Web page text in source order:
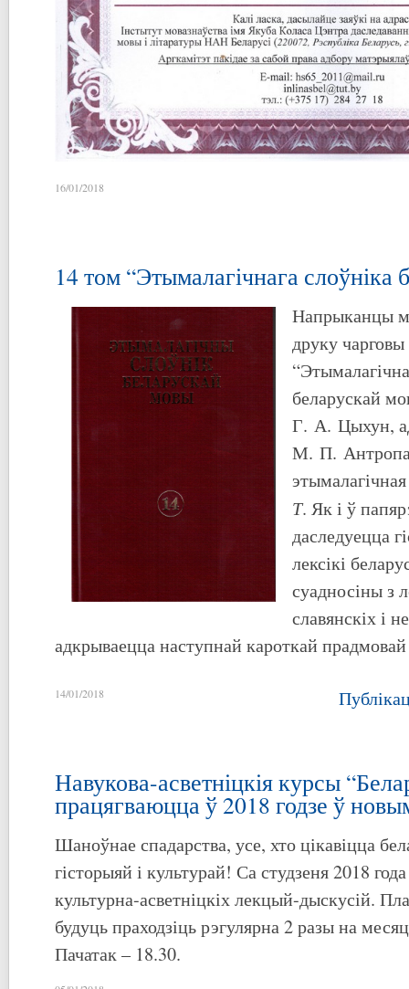
16/01/2018
14 том “Этымалагічнага слоўніка
Напрыканцы
друку
беларускай
Г. А. Цыхун,
М. П.
Т. Як і ў
даследуецца
лексікі
суадносіны з
славянскіх і
адкрываецца наступнай кароткай
14/01/2018
Навукова-асветніцкія курсы
працягваюцца ў 2018 годзе ў
Шаноўнае спадарства, усе, хто цікавіцца
гісторыяй і культурай! Са студзеня 2018
культурна-асветніцкіх лекцый-дыскусій.
будуць праходзіць рэгулярна 2 разы на
Пачатак – 18.30.